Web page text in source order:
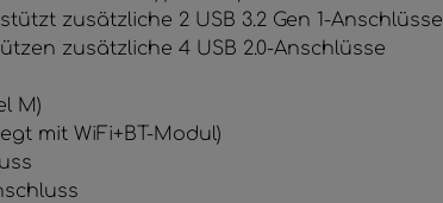
zusätzliche 2 USB 3.2 Gen 1-Anschlüsse
zusätzliche 4 USB 2.0-Anschlüsse
M)
mit WiFi+BT-Modul)